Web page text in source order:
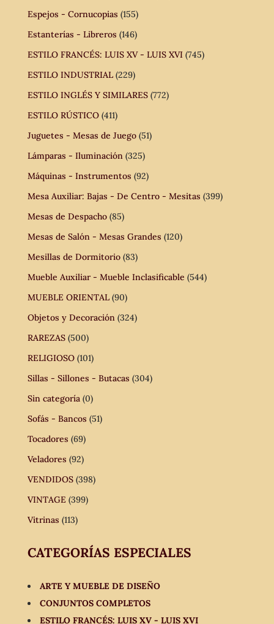
Espejos - Cornucopias (155)
Estanterías - Libreros (146)
ESTILO FRANCÉS: LUIS XV - LUIS XVI (745)
ESTILO INDUSTRIAL (229)
ESTILO INGLÉS Y SIMILARES (772)
ESTILO RÚSTICO (411)
Juguetes - Mesas de Juego (51)
Lámparas - Iluminación (325)
Máquinas - Instrumentos (92)
Mesa Auxiliar: Bajas - De Centro - Mesitas (399)
Mesas de Despacho (85)
Mesas de Salón - Mesas Grandes (120)
Mesillas de Dormitorio (83)
Mueble Auxiliar - Mueble Inclasificable (544)
MUEBLE ORIENTAL (90)
Objetos y Decoración (324)
RAREZAS (500)
RELIGIOSO (101)
Sillas - Sillones - Butacas (304)
Sin categoría (0)
Sofás - Bancos (51)
Tocadores (69)
Veladores (92)
VENDIDOS (398)
VINTAGE (399)
Vitrinas (113)
CATEGORÍAS ESPECIALES
ARTE Y MUEBLE DE DISEÑO
CONJUNTOS COMPLETOS
ESTILO FRANCÉS: LUIS XV - LUIS XVI